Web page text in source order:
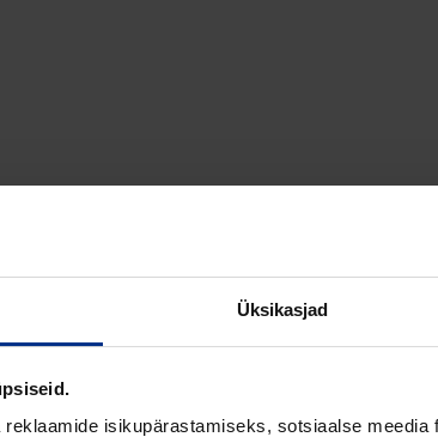
Üksikasjad
isikupärastamiseks, sotsiaalse
Läbimõõt